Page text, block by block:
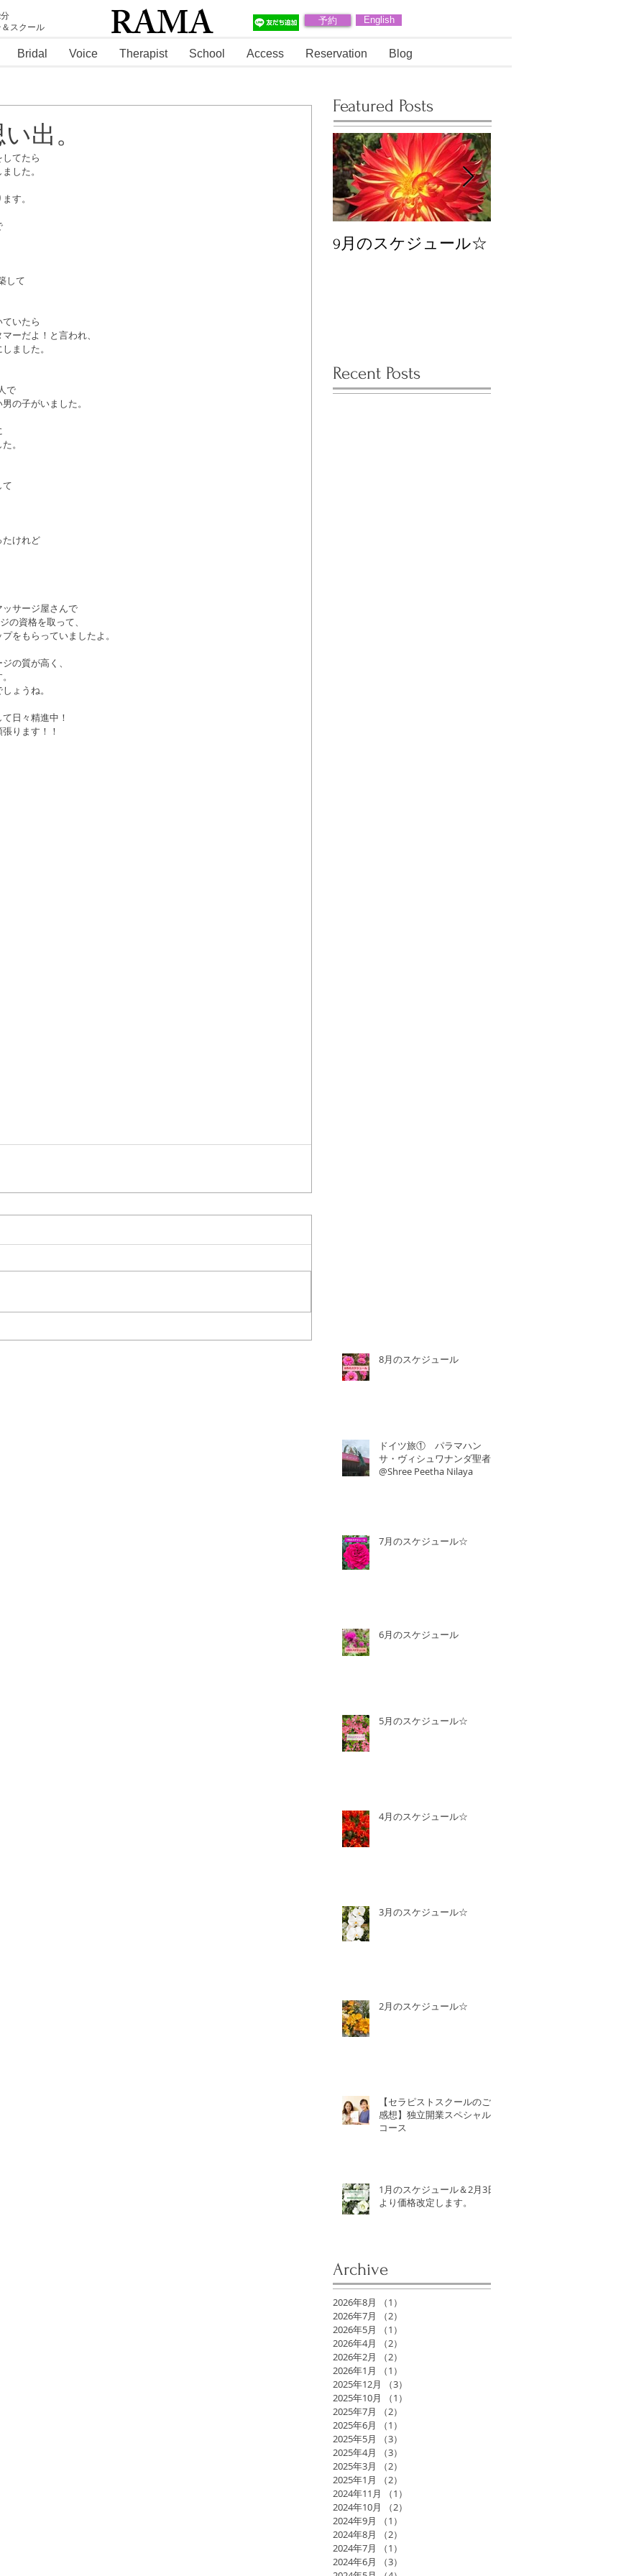
スクール
RAMA 予約 English
Bridal Voice Therapist School Access Reservation Blog
出。
てたら
した。
す。
して
いたら
ーだよ！と言われ、
ました。
で
の子がいました。
。
て
たけれど
サージ屋さんで
の資格を取って、
をもらっていましたよ。
の質が高く、
ょうね。
日々精進中！
ります！！
Featured Posts
9月のスケジュール☆
Recent Posts
8月のスケジュール
ドイツ旅① パラマハン
サ・ヴィシュワナンダ聖者
@Shree Peetha Nilaya
7月のスケジュール☆
6月のスケジュール
5月のスケジュール☆
4月のスケジュール☆
3月のスケジュール☆
2月のスケジュール☆
【セラピストスクールのご
感想】独立開業スペシャル
コース
1月のスケジュール＆2月3日
より価格改定します。
Archive
2026年8月 （1）
2026年7月
（2）
2026年5月
（1）
2026年4月
（2）
2026年2月
（2）
2026年1月
（1）
2025年12月
（3）
2025年10月
（1）
2025年7月
（2）
2025年6月
（1）
2025年5月
（3）
2025年4月
（3）
2025年3月
（2）
2025年1月
（2）
2024年11月
（1）
2024年10月
（2）
2024年9月
（1）
2024年8月
（2）
2024年7月
（1）
2024年6月
（3）